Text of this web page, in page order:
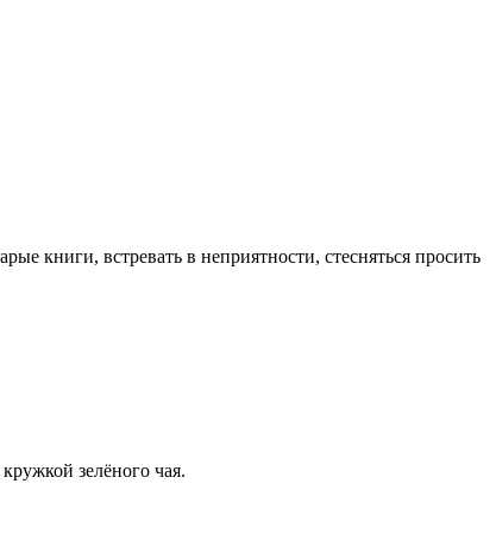
книги, встревать в неприятности, стесняться просить
зелёного чая.